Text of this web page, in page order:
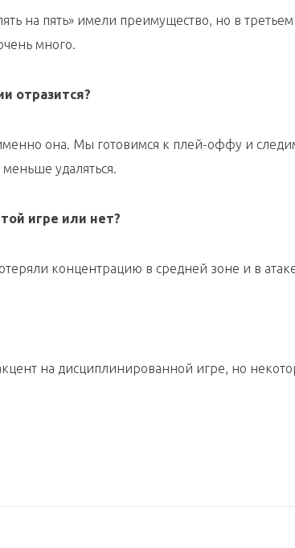
на пять» имели преимущество, но в
много.
отразится?
она. Мы готовимся к плей-оффу и
удаляться.
игре или нет?
концентрацию в средней зоне и в
на дисциплинированной игре, но